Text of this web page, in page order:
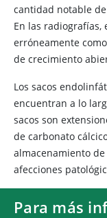
cantidad notable
En las
erróneamente como
de crecimiento
Los sacos
encuentran a lo
sacos son
de carbonato
almacenamiento
afecciones
Para más